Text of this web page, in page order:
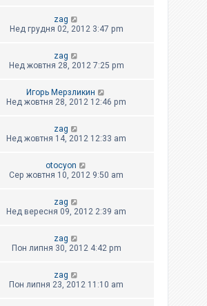
zag
Нед грудня 02, 2012 3:47 pm
zag
Нед жовтня 28, 2012 7:25 pm
Игорь Мерзликин
Нед жовтня 28, 2012 12:46 pm
zag
Нед жовтня 14, 2012 12:33 am
otocyon
Сер жовтня 10, 2012 9:50 am
zag
Нед вересня 09, 2012 2:39 am
zag
Пон липня 30, 2012 4:42 pm
zag
Пон липня 23, 2012 11:10 am